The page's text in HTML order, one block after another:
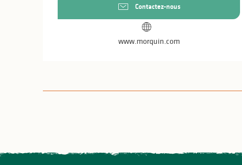
Contactez-nous
www.morquin.com